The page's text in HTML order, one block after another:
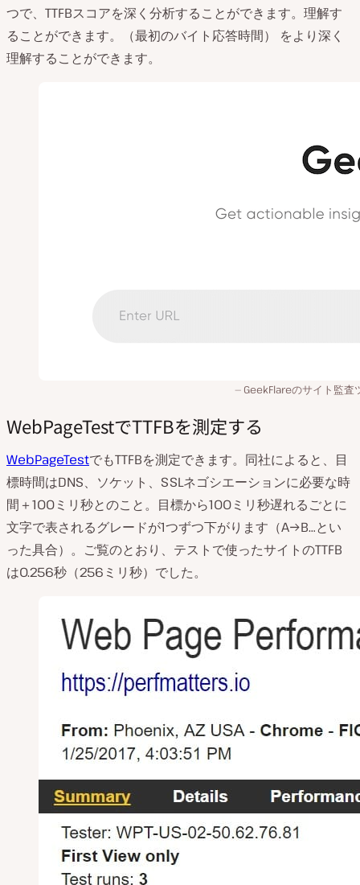
つで、TTFBスコアを深く分析することができます。理解す
ることができます。（最初のバイト応答時間） をより深く
理解することができます。
GeekFlareのサイト監査
WebPageTestでTTFBを測定する
WebPageTestでもTTFBを測定できます。同社によると、目
標時間はDNS、ソケット、SSLネゴシエーションに必要な時
間＋100ミリ秒とのこと。目標から100ミリ秒遅れるごとに
文字で表されるグレードが1つずつ下がります（A→B…とい
った具合）。ご覧のとおり、テストで使ったサイトのTTFB
は0.256秒（256ミリ秒）でした。